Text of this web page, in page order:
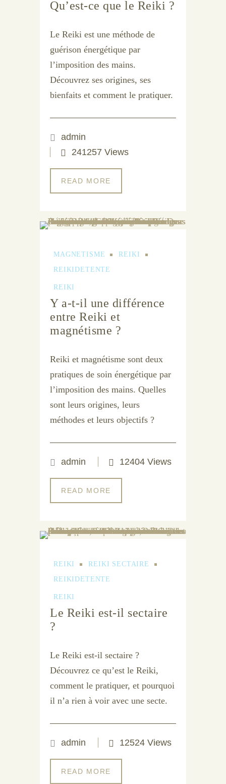
Qu’est-ce que le Reiki ?
Le Reiki est une méthode de
guérison énergétique par
l’imposition des mains.
Découvrez ses origines, ses
bienfaits et comment le pratiquer.
admin
241257 Views
READ MORE
MAGNETISME
REIKI
REIKIDETENTE
REIKI
Y a-t-il une différence
entre Reiki et
magnétisme ?
Reiki et magnétisme sont deux
pratiques de soin énergétique par
l’imposition des mains. Quelles
sont leurs origines, leurs
méthodes et leurs objectifs ?
admin 12404 Views
READ MORE
REIKI
REIKI SECTAIRE
REIKIDETENTE
REIKI
Le Reiki est-il sectaire
?
Le Reiki est-il sectaire ?
Découvrez ce qu’est le Reiki,
comment le pratiquer, et pourquoi
il n’a rien à voir avec une secte.
admin 12524 Views
READ MORE